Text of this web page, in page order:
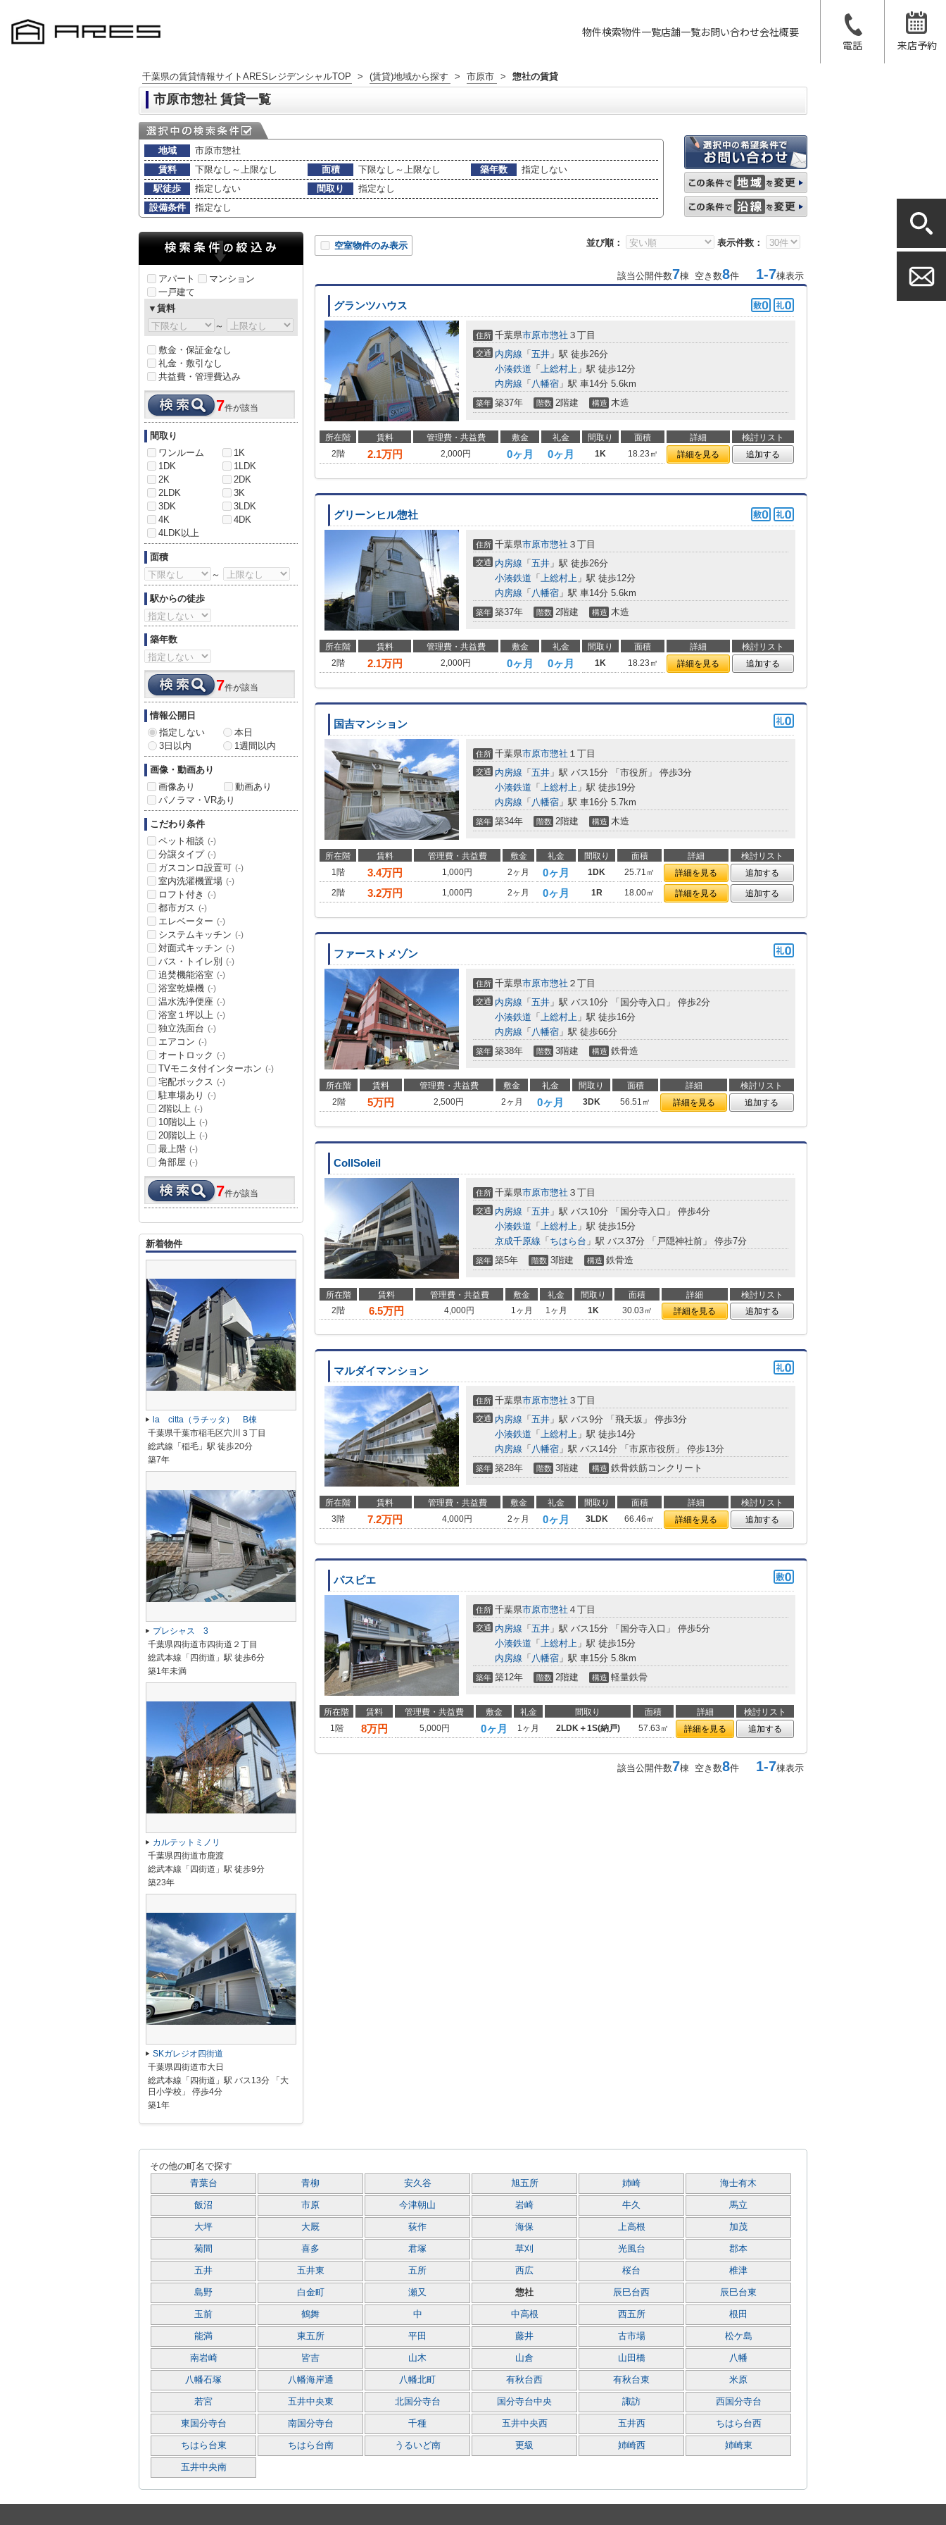
物件検索物件一覧店舗一覧お問い合わせ会社概要
電話
来店予約
千葉県の賃貸情報サイトARESレジデンシャルTOP > (賃貸)地域から探す > 市原市 > 惣社の賃貸
市原市惣社 賃貸一覧
地域
市原市惣社
賃料
下限なし～上限なし 面積 下限なし～上限なし 築年数
指定しない
駅徒歩
指定しない 間取り
指定なし
設備条件
指定なし
並び順： 表示件数：
空室物件のみ表示
該当公開件数7棟 空き数8件 1-7棟表示
グランツハウス
住所 千葉県市原市惣社 ３丁目
交通 内房線 「 五井 」駅 徒歩26分
小湊鉄道 「 上総村上 」駅 徒歩12分
内房線 「 八幡宿 」駅 車14分 5.6km
築年 築37年 階数 2階建 構造 木造
所在階 賃料 管理費・共益費 敷金 礼金 間取り 面積 詳細
検討リスト
2階
2.1万円 2,000円 0ヶ月 0ヶ月 1K 18.23㎡ 詳細を見る 追加する
グリーンヒル惣社
住所 千葉県市原市惣社 ３丁目
交通 内房線 「 五井 」駅 徒歩26分
小湊鉄道 「 上総村上 」駅 徒歩12分
内房線 「 八幡宿 」駅 車14分 5.6km
築年 築37年 階数 2階建 構造 木造
所在階 賃料 管理費・共益費 敷金 礼金 間取り 面積 詳細
検討リスト
2階
2.1万円 2,000円 0ヶ月 0ヶ月 1K 18.23㎡ 詳細を見る 追加する
国吉マンション
住所 千葉県市原市惣社 １丁目
交通 内房線 「 五井 」駅 バス15分 「市役所」 停歩3分
小湊鉄道 「 上総村上 」駅 徒歩19分
内房線 「 八幡宿 」駅 車16分 5.7km
築年 築34年 階数 2階建 構造 木造
所在階 賃料 管理費・共益費 敷金 礼金 間取り 面積 詳細
検討リスト
1階
3.4万円 1,000円 2ヶ月 0ヶ月 1DK 25.71㎡ 詳細を見る
追加する
2階
3.2万円 1,000円 2ヶ月 0ヶ月 1R 18.00㎡ 詳細を見る 追加する
ファーストメゾン
住所 千葉県市原市惣社 ２丁目
交通 内房線 「 五井 」駅 バス10分 「国分寺入口」 停歩2分
小湊鉄道 「 上総村上 」駅 徒歩16分
内房線 「 八幡宿 」駅 徒歩66分
築年 築38年 階数 3階建 構造 鉄骨造
所在階 賃料 管理費・共益費 敷金 礼金 間取り 面積 詳細
検討リスト
2階
5万円 2,500円 2ヶ月 0ヶ月 3DK 56.51㎡ 詳細を見る 追加する
CollSoleil
住所 千葉県市原市惣社 ３丁目
交通 内房線 「 五井 」駅 バス10分 「国分寺入口」 停歩4分
小湊鉄道 「 上総村上 」駅 徒歩15分
京成千原線 「 ちはら台 」駅 バス37分 「戸隠神社前」 停歩7分
築年 築5年 階数 3階建 構造 鉄骨造
所在階 賃料 管理費・共益費 敷金 礼金 間取り 面積 詳細
検討リスト
2階
6.5万円 4,000円 1ヶ月 1ヶ月 1K 30.03㎡ 詳細を見る 追加する
マルダイマンション
住所 千葉県市原市惣社 ３丁目
交通 内房線 「 五井 」駅 バス9分 「飛天坂」 停歩3分
小湊鉄道 「 上総村上 」駅 徒歩14分
内房線 「 八幡宿 」駅 バス14分 「市原市役所」 停歩13分
築年 築28年 階数 3階建 構造 鉄骨鉄筋コンクリート
所在階 賃料 管理費・共益費 敷金 礼金 間取り 面積 詳細
検討リスト
3階
7.2万円 4,000円 2ヶ月 0ヶ月 3LDK 66.46㎡ 詳細を見る 追加する
パスピエ
住所 千葉県市原市惣社 ４丁目
交通 内房線 「 五井 」駅 バス15分 「国分寺入口」 停歩5分
小湊鉄道 「 上総村上 」駅 徒歩15分
内房線 「 八幡宿 」駅 車15分 5.8km
築年 築12年 階数 2階建 構造 軽量鉄骨
所在階 賃料 管理費・共益費 敷金 礼金 間取り 面積 詳細
検討リスト
1階
8万円 5,000円 0ヶ月 1ヶ月 2LDK＋1S(納戸) 57.63㎡ 詳細を見る 追加する
該当公開件数7棟 空き数8件 1-7棟表示
アパート
マンション
一戸建て
▼賃料
～
敷金・保証金なし
礼金・敷引なし
共益費・管理費込み
7件が該当
間取り
ワンルーム
1K
1DK
1LDK
2K
2DK
2LDK
3K
3DK
3LDK
4K
4DK
4LDK以上
面積
～
駅からの徒歩
築年数
7件が該当
情報公開日
指定しない
本日
3日以内
1週間以内
画像・動画あり
画像あり
動画あり
パノラマ・VRあり
こだわり条件
ペット相談 (-)
分譲タイプ (-)
ガスコンロ設置可 (-)
室内洗濯機置場 (-)
ロフト付き (-)
都市ガス (-)
エレベーター (-)
システムキッチン (-)
対面式キッチン (-)
バス・トイレ別 (-)
追焚機能浴室 (-)
浴室乾燥機 (-)
温水洗浄便座 (-)
浴室１坪以上 (-)
独立洗面台 (-)
エアコン (-)
オートロック (-)
TVモニタ付インターホン (-)
宅配ボックス (-)
駐車場あり (-)
2階以上 (-)
10階以上 (-)
20階以上 (-)
最上階 (-)
角部屋 (-)
7件が該当
新着物件
la citta（ラチッタ） B棟
千葉県千葉市稲毛区穴川３丁目
総武線「稲毛」駅 徒歩20分
築7年
プレシャス 3
千葉県四街道市四街道２丁目
総武本線「四街道」駅 徒歩6分
築1年未満
カルテットミノリ
千葉県四街道市鹿渡
総武本線「四街道」駅 徒歩9分
築23年
SKガレジオ四街道
千葉県四街道市大日
総武本線「四街道」駅 バス13分 「大
日小学校」 停歩4分
築1年
その他の町名で探す
青葉台 青柳 安久谷 旭五所 姉崎 海士有木
飯沼 市原 今津朝山 岩崎 牛久 馬立
大坪 大厩 荻作 海保 上高根 加茂
菊間 喜多 君塚 草刈 光風台 郡本
五井 五井東 五所 西広 桜台 椎津
島野 白金町 瀬又 惣社 辰巳台西 辰巳台東
玉前 鶴舞 中 中高根 西五所 根田
能満 東五所 平田 藤井 古市場 松ケ島
南岩崎 皆吉 山木 山倉 山田橋 八幡
八幡石塚 八幡海岸通 八幡北町 有秋台西 有秋台東 米原
若宮 五井中央東 北国分寺台 国分寺台中央 諏訪 西国分寺台
東国分寺台 南国分寺台 千種 五井中央西 五井西 ちはら台西
ちはら台東 ちはら台南 うるいど南 更級 姉崎西 姉崎東
五井中央南